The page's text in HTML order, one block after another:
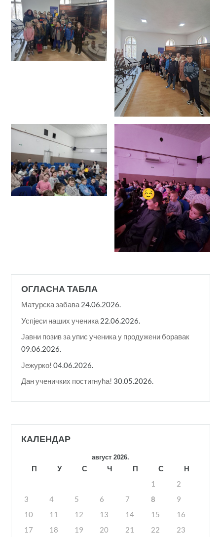
ОГЛАСНА ТАБЛА
Матурска забава 24.06.2026.
Успјеси наших ученика 22.06.2026.
Јавни позив за упис ученика у продужени боравак
09.06.2026.
Јежурко! 04.06.2026.
Дан ученичких постигнућа! 30.05.2026.
КАЛЕНДАР
август 2026.
П У С Ч П С
Н
1
2
3
4 5 6 7 8
9
10
11 12 13 14 15
16
17
18 19 20 21 22
23